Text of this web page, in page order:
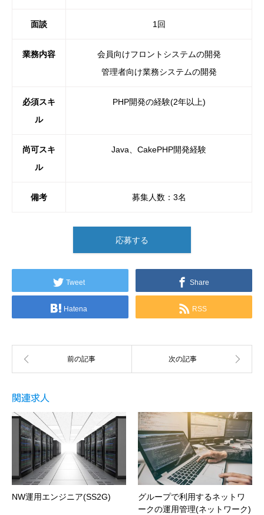
面談 1回
業務内容
会員向けフロントシステムの開発
管理者向け業務システムの開発
必須スキ
ル
PHP開発の経験(2年以上)
尚可スキ
ル
Java、CakePHP開発経験
備考 募集人数：3名
応募する
Tweet Share
Hatena RSS
関連求人
NW運用エンジニア(SS2G)
グループで利用するネットワ
ークの運用管理(ネットワーク)